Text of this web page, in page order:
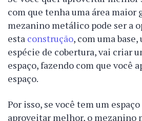
com que tenha uma área maior
mezanino metálico pode ser a
esta construção, com uma
espécie de cobertura, vai criar
espaço, fazendo com que você
espaço.
Por isso, se você tem um
aproveitar melhor, o mezanino